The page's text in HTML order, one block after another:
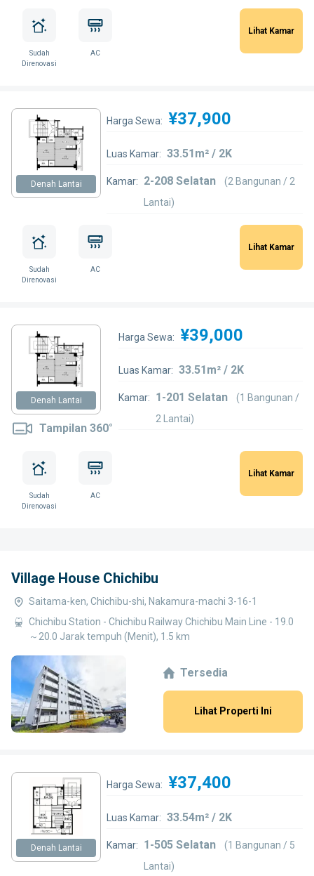
Sudah
Direnovasi
AC
Lihat Kamar
Denah Lantai
Harga Sewa: ¥37,900
Luas Kamar: 33.51m² / 2K
Kamar: 2-208 Selatan
(2 Bangunan / 2
Lantai)
Sudah
Direnovasi
AC
Lihat Kamar
Denah Lantai
Tampilan 360°
Harga Sewa: ¥39,000
Luas Kamar: 33.51m² / 2K
Kamar: 1-201 Selatan
(1 Bangunan /
2 Lantai)
Sudah
Direnovasi
AC
Lihat Kamar
Village House Chichibu
Saitama-ken, Chichibu-shi, Nakamura-machi 3-16-1
Chichibu Station - Chichibu Railway Chichibu Main Line - 19.0
～20.0 Jarak tempuh (Menit), 1.5 km
Tersedia
Lihat Properti Ini
Denah Lantai
Harga Sewa: ¥37,400
Luas Kamar: 33.54m² / 2K
Kamar: 1-505 Selatan
(1 Bangunan / 5
Lantai)